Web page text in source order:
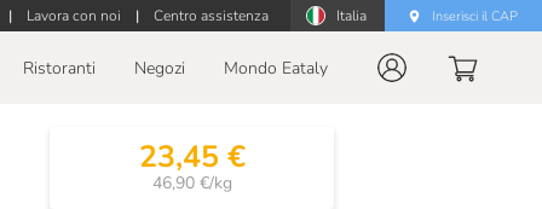
| Lavora con noi | Centro assistenza Italia Inserisci il CAP
Ristoranti Negozi Mondo Eataly
23,45 €
46,90 €/kg